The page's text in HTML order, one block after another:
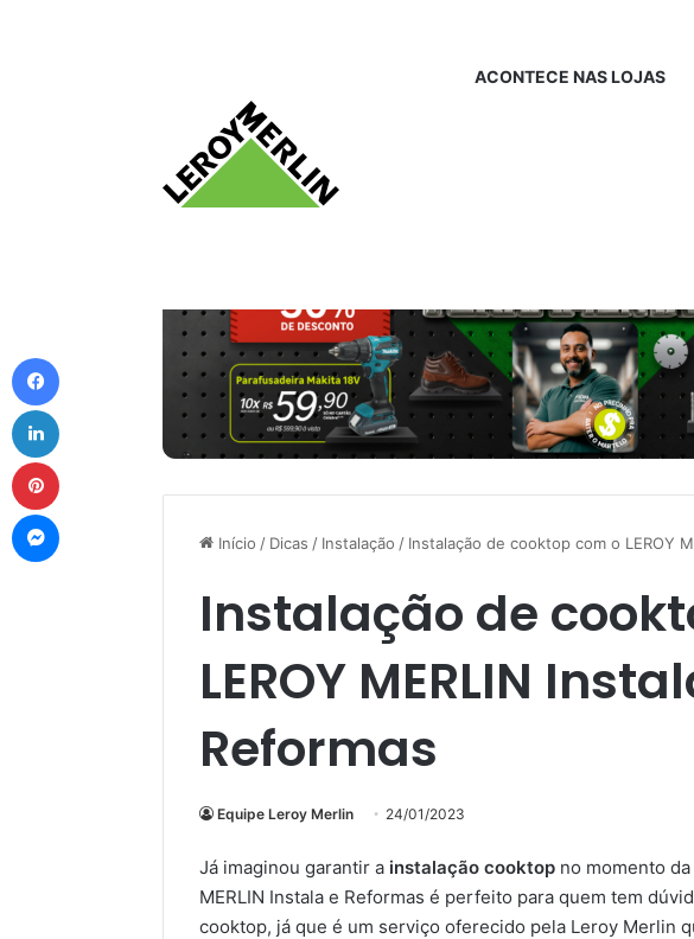
ACONTECE NAS LOJAS
Início / Dicas / Instalação / Instalação de cooktop com o LEROY
Instalação de
LEROY MERLIN
Reformas
Equipe Leroy Merlin 24/01/2023
Já imaginou garantir a instalação cooktop no momento da
MERLIN Instala e Reformas é perfeito para quem tem
cooktop, já que é um serviço oferecido pela Leroy Merlin